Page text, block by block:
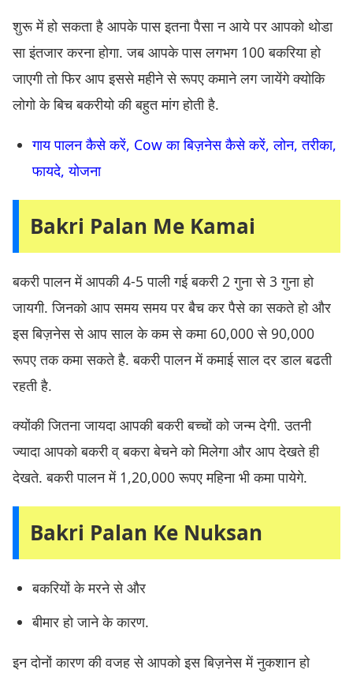
शुरू में हो सकता है आपके पास इतना पैसा न आये पर आपको थोडा
सा इंतजार करना होगा. जब आपके पास लगभग 100 बकरिया हो
जाएगी तो फिर आप इससे महीने से रूपए कमाने लग जायेंगे क्योकि
लोगो के बिच बकरीयो की बहुत मांग होती है.
गाय पालन कैसे करें, Cow का बिज़नेस कैसे करें, लोन, तरीका,
फायदे, योजना
Bakri Palan Me Kamai
बकरी पालन में आपकी 4-5 पाली गई बकरी 2 गुना से 3 गुना हो
जायगी. जिनको आप समय समय पर बैच कर पैसे का सकते हो और
इस बिज़नेस से आप साल के कम से कमा 60,000 से 90,000
रूपए तक कमा सकते है. बकरी पालन में कमाई साल दर डाल बढती
रहती है.
क्योंकी जितना जायदा आपकी बकरी बच्चों को जन्म देगी. उतनी
ज्यादा आपको बकरी व् बकरा बेचने को मिलेगा और आप देखते ही
देखते. बकरी पालन में 1,20,000 रूपए महिना भी कमा पायेगे.
Bakri Palan Ke Nuksan
बकरियों के मरने से और
बीमार हो जाने के कारण.
इन दोनों कारण की वजह से आपको इस बिज़नेस में नुकशान हो